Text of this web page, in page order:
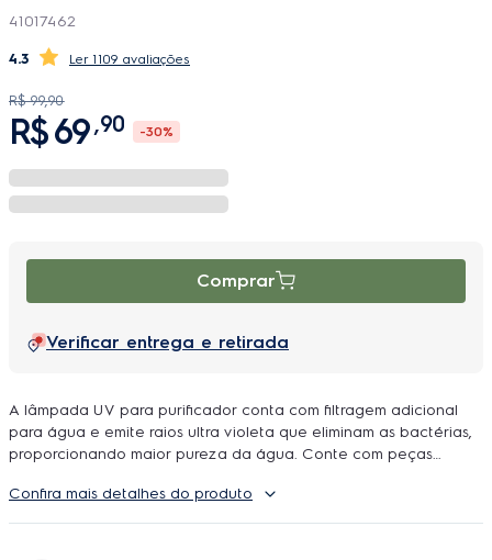
41017462
4.3 1109 avaliações
R$ 99,90
R$69,90 -30%
Comprar
Verificar entrega e retirada
A lâmpada UV para purificador conta com filtragem adicional
para água e emite raios ultra violeta que eliminam as bactérias,
proporcionando maior pureza da água. Conte com peças
Peças Electrolux garantem o perfeito encaixe no equipamento
garantindo a máxima eficiência do seu produto Compatível com
Confira mais detalhes do produto